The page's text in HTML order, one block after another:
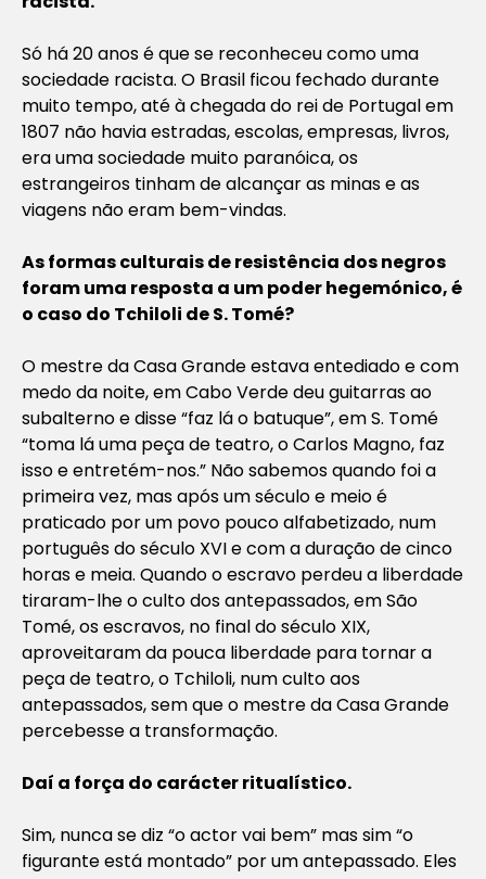
Só há 20 anos é que se reconheceu como uma
sociedade racista. O Brasil ficou fechado durante
muito tempo, até à chegada do rei de Portugal em
1807 não havia estradas, escolas, empresas, livros,
era uma sociedade muito paranóica, os
estrangeiros tinham de alcançar as minas e as
viagens não eram bem-vindas.
As formas culturais de resistência dos negros
foram uma resposta a um poder hegemónico, é
o caso do Tchiloli de S. Tomé?
O mestre da Casa Grande estava entediado e com
medo da noite, em Cabo Verde deu guitarras ao
subalterno e disse “faz lá o batuque”, em S. Tomé
“toma lá uma peça de teatro, o Carlos Magno, faz
isso e entretém-nos.” Não sabemos quando foi a
primeira vez, mas após um século e meio é
praticado por um povo pouco alfabetizado, num
português do século XVI e com a duração de cinco
horas e meia. Quando o escravo perdeu a liberdade
tiraram-lhe o culto dos antepassados, em São
Tomé, os escravos, no final do século XIX,
aproveitaram da pouca liberdade para tornar a
peça de teatro, o Tchiloli, num culto aos
antepassados, sem que o mestre da Casa Grande
percebesse a transformação.
Daí a força do carácter ritualístico.
Sim, nunca se diz “o actor vai bem” mas sim “o
figurante está montado” por um antepassado. Eles